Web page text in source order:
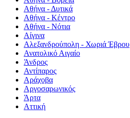
Αθήνα - Δυτικά
Αθήνα - Κέντρο
Αθήνα - Νότια
Αίγινα
Αλεξανδρούπολη - Χωριά Έβρου
Ανατολικό Αιγαίο
Άνδρος
Αντίπαρος
Αράχοβα
Αργοσαρωνικός
Άρτα
Αττική